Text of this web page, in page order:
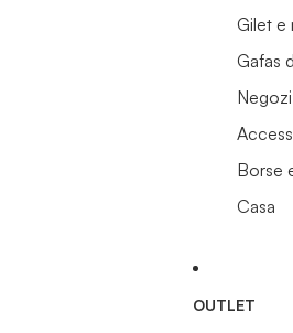
Gilet e
Gafas
Borse
Casa
OUTLET